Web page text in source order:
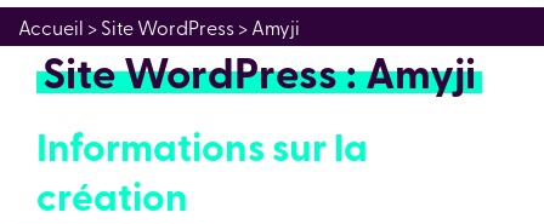
Accueil > Site WordPress > Amyji
Site WordPress : Amyji
Informations sur la
création